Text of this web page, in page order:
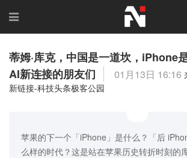
蒂姆·库克，中国是一道坎，iPhone
AI新连接的朋友们
01月13日 16:16
新链接-科技头条极客公园
苹果的下一个「iPhone」是什么？「后
么样的时代？这是站在苹果历史转折时刻的